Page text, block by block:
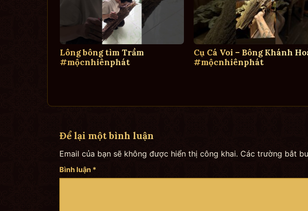
Lông bông tìm Trầm
#mộcnhiênphát
Cụ Cá Voi – Bông Khánh
#mộcnhiênphát
Để lại một bình luận
Email của bạn sẽ không được hiển thị công khai. Các trường bắt
Bình luận *